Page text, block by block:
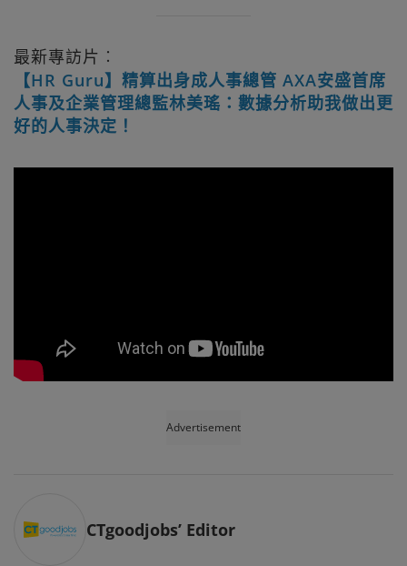
最新專訪片︰
【HR Guru】精算出身成人事總管 AXA安盛首席
人事及企業管理總監林美瑤：數據分析助我做出更
好的人事決定！
Advertisement
CTgoodjobs’ Editor